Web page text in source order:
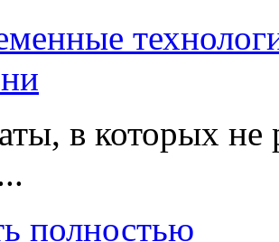
в которых не
полностью